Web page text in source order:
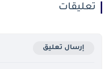
تعليقات
إرسال تعليق